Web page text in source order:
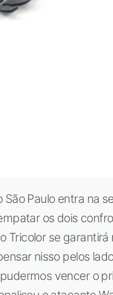
Paulo entra na
os dois
Tricolor se garantirá
nisso pelos
vencer o